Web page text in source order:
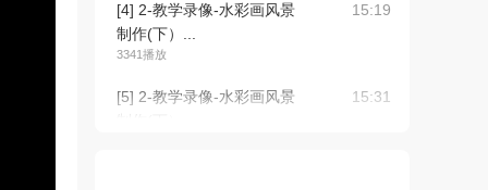
[4] 2-教学录像-水彩画风景
制作(下）...
3341播放
15:19
[5] 2-教学录像-水彩画风景
15:31